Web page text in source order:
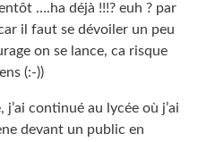
….ha déjà !!!? euh ? par
il faut se dévoiler un peu
on se lance, ca risque
(:-))
j’ai continué au lycée où j’ai
devant un public en